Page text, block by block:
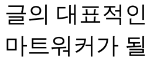
글의 대표적
마트워커가